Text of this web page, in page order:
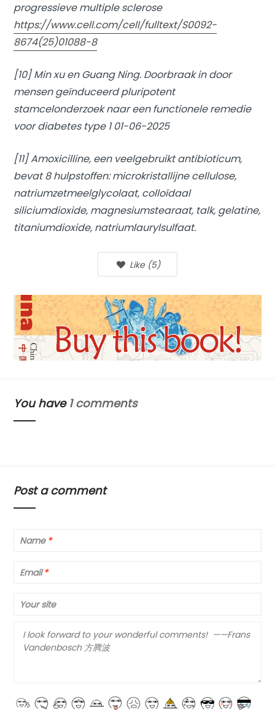
progressieve multiple sclerose
https://www.cell.com/cell/fulltext/S0092-
8674(25)01088-8
[10] Min xu en Guang Ning. Doorbraak in door
mensen geïnduceerd pluripotent
stamcelonderzoek naar een functionele remedie
voor diabetes type 1 01-06-2025
[11] Amoxicilline, een veelgebruikt antibioticum,
bevat 8 hulpstoffen: microkristallijne cellulose,
natriumzetmeelglycolaat, colloïdaal
siliciumdioxide, magnesiumstearaat, talk, gelatine,
titaniumdioxide, natriumlaurylsulfaat.
Like (5)
You have 1 comments
Post a comment
Name *
Email *
Your site